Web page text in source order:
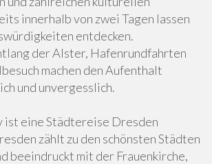
innerhalb von zwei Tagen lassen
entdecken.
der Alster, Hafenrundfahrten
machen den Aufenthalt
und unvergesslich.
ist eine Städtereise Dresden
zählt zu den schönsten Städten
beeindruckt mit der Frauenkirche,